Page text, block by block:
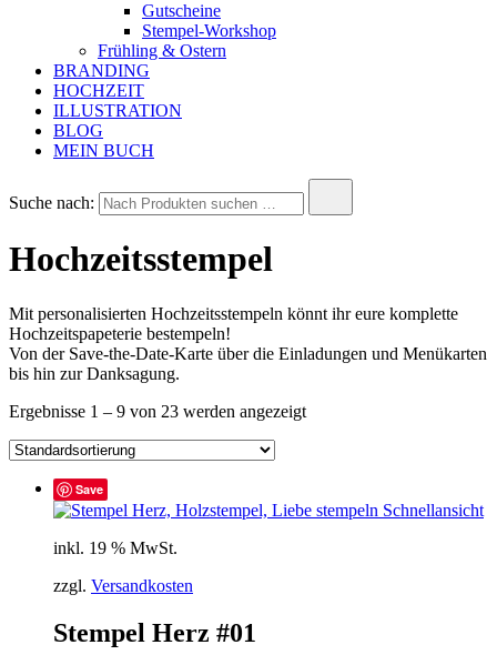
Gutscheine
Stempel-Workshop
Frühling & Ostern
BRANDING
HOCHZEIT
ILLUSTRATION
BLOG
MEIN BUCH
Suche nach:
Hochzeitsstempel
Mit personalisierten Hochzeitsstempeln könnt ihr eure komplette
Hochzeitspapeterie bestempeln!
Von der Save-the-Date-Karte über die Einladungen und Menükarten
bis hin zur Danksagung.
Ergebnisse 1 – 9 von 23 werden angezeigt
Save
Schnellansicht
inkl. 19 % MwSt.
zzgl. Versandkosten
Stempel Herz #01